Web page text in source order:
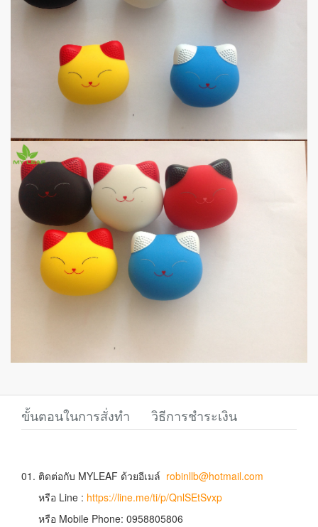
ขั้นตอนในการสั่งทำ วิธีการชำระเงิน
01. ติดต่อกับ MYLEAF ด้วยอีเมล์ robinllb@hotmail.com
หรือ Line : https://line.me/ti/p/QnlSEtSvxp
หรือ Mobile Phone: 0958805806